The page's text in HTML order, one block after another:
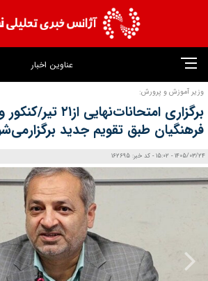
عناوین اخبار
وزیر آموزش و پرورش:
برگزاری
فرهنگیان طبق تقویم جدید
1405/03/24 - 15:02 - کد خبر: 162695